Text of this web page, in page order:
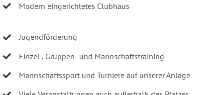
Modern eingerichtetes Clubhaus
Jugendförderung
Einzel-, Gruppen- und Mannschaftstraining
Mannschaftssport und Turniere auf unserer Anlage